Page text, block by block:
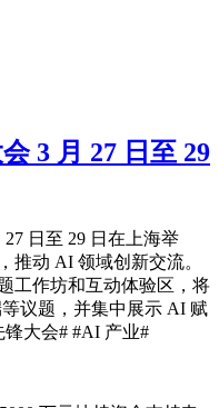
3 月 27 日至 29
日至 29 日在上海举
推动 AI 领域创新交流。
工作坊和互动体验区，将
议题，并集中展示 AI 赋
大会# #AI 产业#